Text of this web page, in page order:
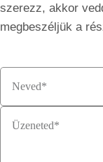
szerezz, akkor
megbeszéljük a